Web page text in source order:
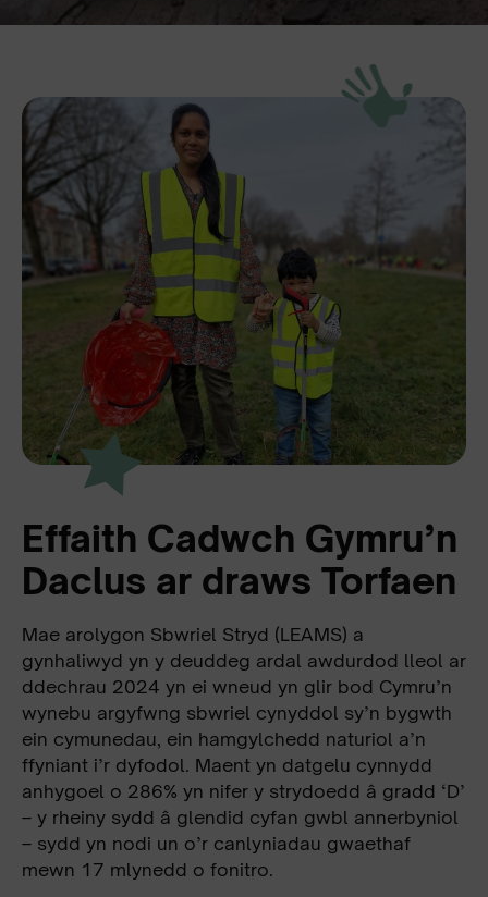
Effaith Cadwch Gymru’n
Daclus ar draws Torfaen
Mae arolygon Sbwriel Stryd (LEAMS) a
gynhaliwyd yn y deuddeg ardal awdurdod lleol ar
ddechrau 2024 yn ei wneud yn glir bod Cymru’n
wynebu argyfwng sbwriel cynyddol sy’n bygwth
ein cymunedau, ein hamgylchedd naturiol a’n
ffyniant i’r dyfodol. Maent yn datgelu cynnydd
anhygoel o 286% yn nifer y strydoedd â gradd ‘D’
– y rheiny sydd â glendid cyfan gwbl annerbyniol
– sydd yn nodi un o’r canlyniadau gwaethaf
mewn 17 mlynedd o fonitro.